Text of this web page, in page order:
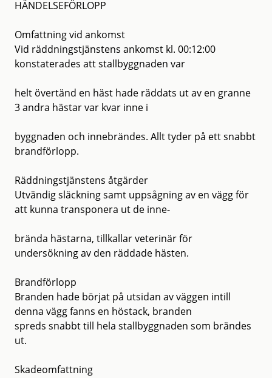
HÄNDELSEFÖRLOPP
Omfattning vid ankomst
Vid räddningstjänstens ankomst kl. 00:12:00
konstaterades att stallbyggnaden var
helt övertänd en häst hade räddats ut av en granne
3 andra hästar var kvar inne i
byggnaden och innebrändes. Allt tyder på ett snabbt
brandförlopp.
Räddningstjänstens åtgärder
Utvändig släckning samt uppsågning av en vägg för
att kunna transponera ut de inne-
brända hästarna, tillkallar veterinär för
undersökning av den räddade hästen.
Brandförlopp
Branden hade börjat på utsidan av väggen intill
denna vägg fanns en höstack, branden
spreds snabbt till hela stallbyggnaden som brändes
ut.
Skadeomfattning